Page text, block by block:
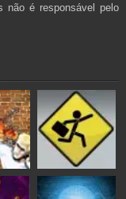
não é responsável pelo